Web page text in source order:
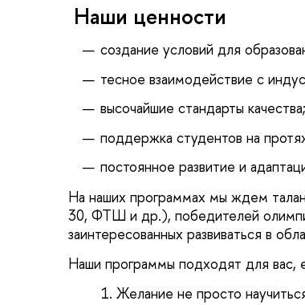
Наши ценности
создание условий для
тесное взаимодействие с
высочайшие стандарты качества;
поддержка студентов на
постоянное развитие и
На наших программах мы ждем
30, ФТШ и др.), победителей
заинтересованных развиваться в
Наши программы подходят для вас,
Желание не просто